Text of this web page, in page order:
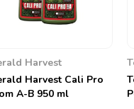
Aquatica
Aquatica pH Down
500 g